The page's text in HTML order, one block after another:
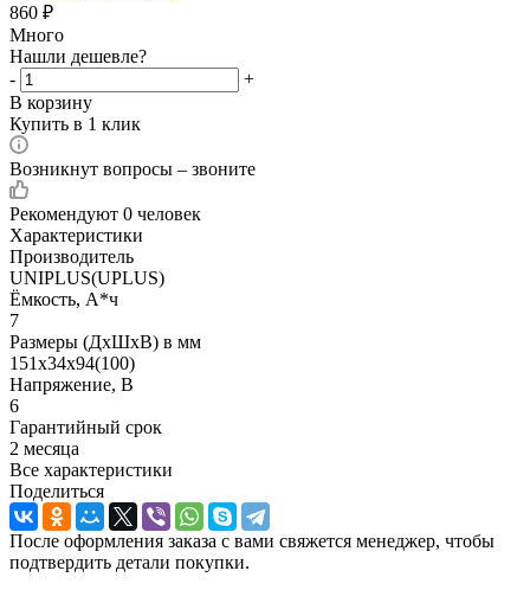
860 ₽
Много
Нашли дешевле?
-
+
В корзину
Купить в 1 клик
Возникнут вопросы – звоните
Рекомендуют 0 человек
Характеристики
Производитель
UNIPLUS(UPLUS)
Ёмкость, А*ч
7
Размеры (ДхШхВ) в мм
151x34x94(100)
Напряжение, В
6
Гарантийный срок
2 месяца
Все характеристики
Поделиться
После оформления заказа с вами свяжется менеджер, чтобы
подтвердить детали покупки.